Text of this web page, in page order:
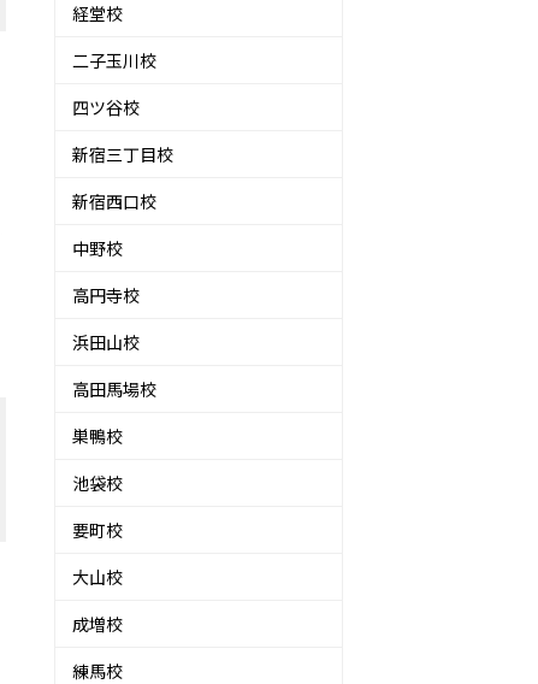
経堂校
二子玉川校
四ツ谷校
新宿三丁目校
新宿西口校
中野校
高円寺校
浜田山校
高田馬場校
巣鴨校
池袋校
要町校
大山校
成増校
練馬校